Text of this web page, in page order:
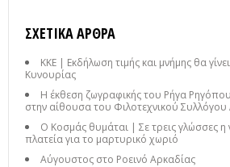
ΣΧΕΤΙΚΆ ΆΡΘΡΑ
ΚΚΕ | Εκδήλωση τιμής και μνήμης θα
Κυνουρίας
Η έκθεση ζωγραφικής του Ρήγα
στην αίθουσα του Φιλοτεχνικού Συλλόγου
Ο Κοσμάς θυμάται | Σε τρεις γλώσσες η
πλατεία για το μαρτυρικό χωριό
Αύγουστος στο Ροεινό Αρκαδίας